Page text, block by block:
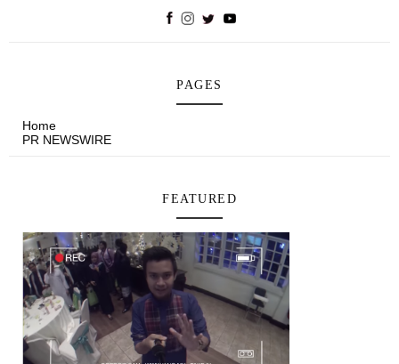
PAGES
Home
PR NEWSWIRE
FEATURED